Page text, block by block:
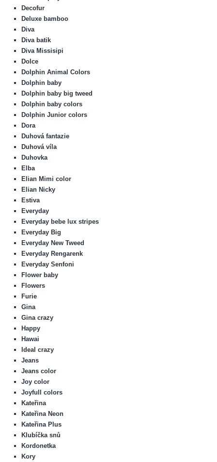
Decofur
Deluxe bamboo
Diva
Diva batik
Diva Missisipi
Dolce
Dolphin Animal Colors
Dolphin baby
Dolphin baby big tweed
Dolphin baby colors
Dolphin Junior colors
Dora
Duhová fantazie
Duhová víla
Duhovka
Elba
Elian Mimi color
Elian Nicky
Estiva
Everyday
Everyday bebe lux stripes
Everyday Big
Everyday New Tweed
Everyday Rengarenk
Everyday Senfoni
Flower baby
Flowers
Furie
Gina
Gina crazy
Happy
Hawai
Ideal crazy
Jeans
Jeans color
Joy color
Joyfull colors
Kateřina
Kateřina Neon
Kateřina Plus
Klubíčka snů
Kordonetka
Kory